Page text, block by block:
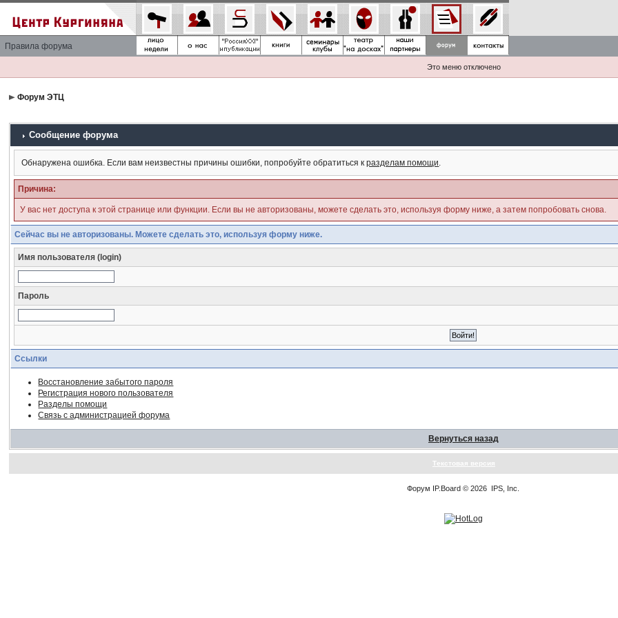
Правила форума
Это меню отключено
Форум ЭТЦ
Сообщение форума
Обнаружена ошибка. Если вам неизвестны причины ошибки, попробуйте обратиться кразделам помощи.
Причина:
У вас нет доступа к этой странице или функции. Если вы не авторизованы, можете сделать это, используя форму ниже, а затем попробовать снова.
Сейчас вы не авторизованы. Можете сделать это, используя форму ниже.
Имя пользователя (login)
Пароль
Ссылки
Восстановление забытого пароля
Регистрация нового пользователя
Разделы помощи
Связь с администрацией форума
Вернуться назад
Текстовая версия
Форум IP.Board © 2026 IPS, Inc